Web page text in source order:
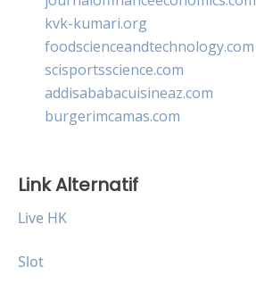
kvk-kumari.org
foodscienceandtechnology.com
scisportsscience.com
addisababacuisineaz.com
burgerimcamas.com
Link Alternatif
Live HK
Slot